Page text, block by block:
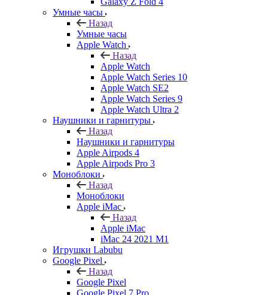
Умные часы
Назад
Умные часы
Apple Watch
Назад
Apple Watch
Apple Watch Series 10
Apple Watch SE2
Apple Watch Series 9
Apple Watch Ultra 2
Наушники и гарнитуры
Назад
Наушники и гарнитуры
Apple Airpods 4
Apple Airpods Pro 3
Моноблоки
Назад
Моноблоки
Apple iMac
Назад
Apple iMac
iMac 24 2021 M1
Игрушки Labubu
Google Pixel
Назад
Google Pixel
Google Pixel 7 Pro